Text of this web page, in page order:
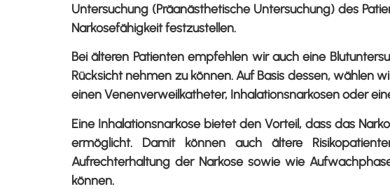
Untersuchung (Präanästhetische Untersuchung) des
Narkosefähigkeit festzustellen.
Bei älteren Patienten empfehlen wir auch eine
Rücksicht nehmen zu können. Auf Basis dessen, wählen
einen Venenverweilkatheter, Inhalationsnarkosen oder
Eine Inhalationsnarkose bietet den Vorteil, dass das
ermöglicht. Damit können auch ältere
Aufrechterhaltung der Narkose sowie wie
können.